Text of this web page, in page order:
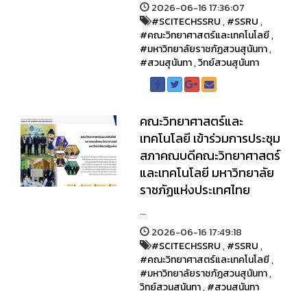
2026-06-16 17:36:07
#SCITECHSSRU,#SSRU,
#คณะวิทยาศาสตร์และเทคโนโลยี,
#มหาวิทยาลัยราชภัฏสวนสุนันทา,
#สวนสุนันทา,วิทย์สวนสุนันทา
คณะวิทยาศาสตร์และ
เทคโนโลยี เข้าร่วมการประชุม
สภาคณบดีคณะวิทยาศาสตร์
และเทคโนโลยี มหาวิทยาลัย
ราชภัฏแห่งประเทศไทย
...
2026-06-16 17:49:18
#SCITECHSSRU,#SSRU,
#คณะวิทยาศาสตร์และเทคโนโลยี,
#มหาวิทยาลัยราชภัฏสวนสุนันทา,
วิทย์สวนสุนันทา,#สวนสุนันทา